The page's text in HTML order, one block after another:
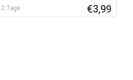
2 Tage €3,99